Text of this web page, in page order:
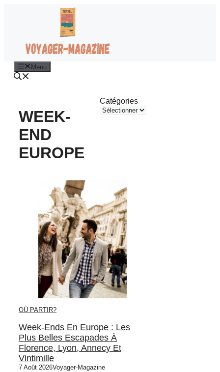
Menu
WEEK-
END
EUROPE
Catégories
OÙ PARTIR?
Week-Ends En Europe : Les
Plus Belles Escapades À
Florence, Lyon, Annecy Et
Vintimille
7 Août 2026Voyager-Magazine